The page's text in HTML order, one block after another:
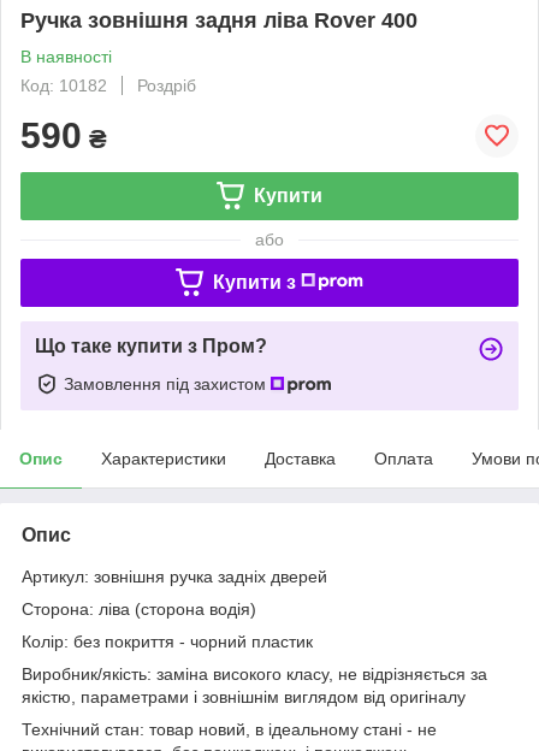
Ручка зовнішня задня ліва Rover 400
В наявності
Код: 10182
Роздріб
590 ₴
Купити
або
Купити з
Що таке купити з Пром?
Замовлення під захистом
Опис Характеристики Доставка Оплата Умови
Опис
Артикул: зовнішня ручка задніх дверей
Сторона: ліва (сторона водія)
Колір: без покриття - чорний пластик
Виробник/якість: заміна високого класу, не відрізняється за
якістю, параметрами і зовнішнім виглядом від оригіналу
Технічний стан: товар новий, в ідеальному стані - не